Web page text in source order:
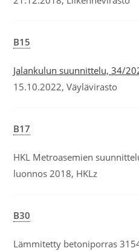
B15
Jalankulun suunnittelu, 34/
15.10.2022, Väylävirasto
B17
HKL Metroasemien
luonnos 2018, HKLz
B30
Lämmitetty betoniporras